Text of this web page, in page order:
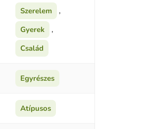
Szerelem
,
Gyerek
,
Család
Egyrészes
Atípusos